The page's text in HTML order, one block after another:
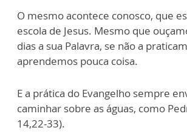
O mesmo acontece conosco, que
escola de Jesus. Mesmo que
dias a sua Palavra, se não a
aprendemos pouca coisa.
E a prática do Evangelho sempre
caminhar sobre as águas, como
14,22-33).